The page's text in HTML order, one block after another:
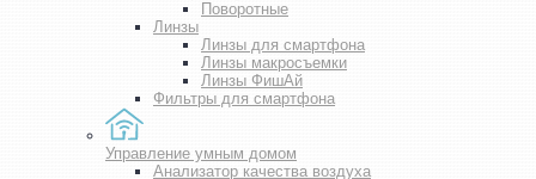
Поворотные
Линзы
Линзы для смартфона
Линзы макросъемки
Линзы ФишАй
Фильтры для смартфона
Управление умным домом
Анализатор качества воздуха